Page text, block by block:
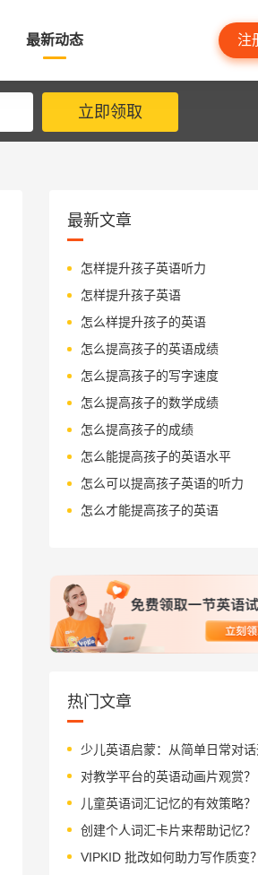
最新动态 注
立即领取
最新文章
怎样提升孩子英语听力
怎样提升孩子英语
怎么样提升孩子的英语
怎么提高孩子的英语成绩
怎么提高孩子的写字速度
怎么提高孩子的数学成绩
怎么提高孩子的成绩
怎么能提高孩子的英语水平
怎么可以提高孩子英语的听力
怎么才能提高孩子的英语
热门文章
少儿英语启蒙：从简单日常对
对教学平台的英语动画片观赏？
儿童英语词汇记忆的有效策略？
创建个人词汇卡片来帮助记忆？
VIPKID 批改如何助力写作质变？